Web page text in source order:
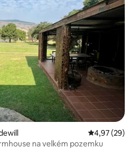
Průměrné
4,97 (29)
na velkém pozemku